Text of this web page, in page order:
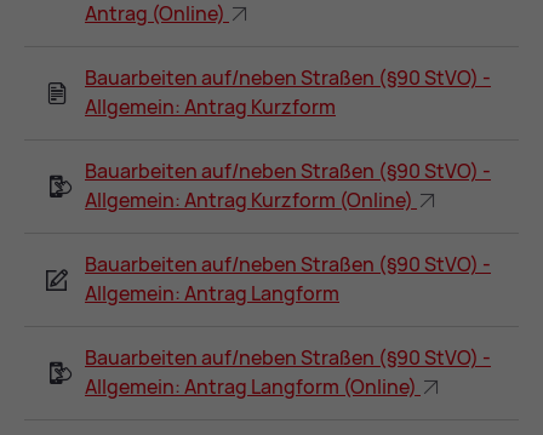
Antrag (Online)
Bauarbeiten auf/neben Straßen (§90 StVO) -
Allgemein: Antrag Kurzform
Bauarbeiten auf/neben Straßen (§90 StVO) -
Allgemein: Antrag Kurzform (Online)
Bauarbeiten auf/neben Straßen (§90 StVO) -
Allgemein: Antrag Langform
Bauarbeiten auf/neben Straßen (§90 StVO) -
Allgemein: Antrag Langform (Online)